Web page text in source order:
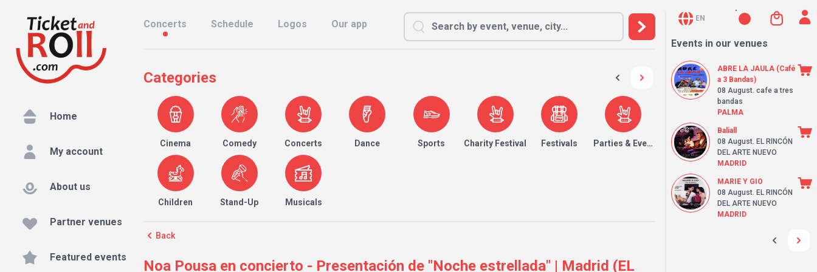
Home
My account
About us
Partner venues
Featured events
Concerts Schedule Logos Our app
Categories
Cinema Comedy Concerts Dance Sports Charity Festival Festivals Parties & Events
Children Stand-Up Musicals
Back
Noa Pousa en concierto - Presentación de "Noche estrellada" | Madrid (EL
EN
Events in our venues
ABRE LA JAULA (Café
a 3 Bandas)
08 August. cafe a tres
bandas
PALMA
Baliall
08 August. EL RINCÓN
DEL ARTE NUEVO
MADRID
MARIE Y GIO
08 August. EL RINCÓN
DEL ARTE NUEVO
MADRID